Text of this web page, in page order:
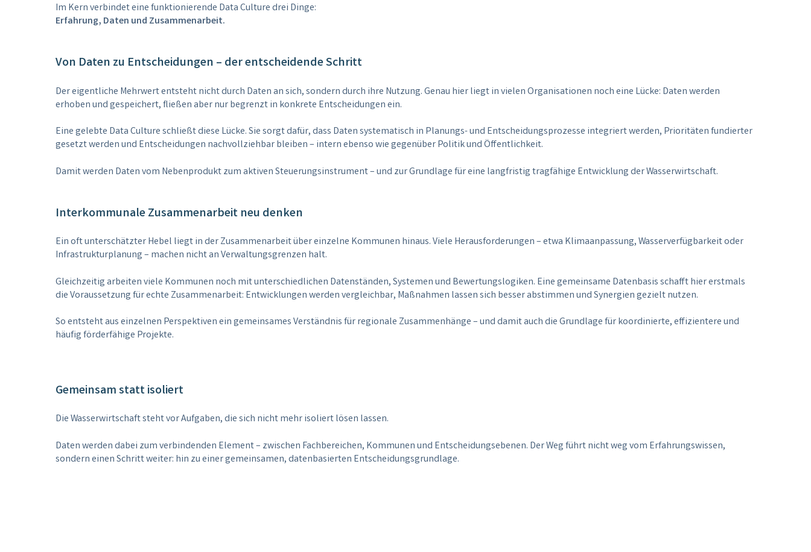
Im Kern verbindet eine funktionierende Data Culture drei Dinge:
Erfahrung, Daten und Zusammenarbeit.
Von Daten zu Entscheidungen – der entscheidende Schritt
Der eigentliche Mehrwert entsteht nicht durch Daten an sich, sondern durch ihre Nutzung. Genau hier liegt in vielen Organisationen noch eine Lücke: Daten werden
erhoben und gespeichert, fließen aber nur begrenzt in konkrete Entscheidungen ein.
Eine gelebte Data Culture schließt diese Lücke. Sie sorgt dafür, dass Daten systematisch in Planungs- und Entscheidungsprozesse integriert werden, Prioritäten fundierter
gesetzt werden und Entscheidungen nachvollziehbar bleiben – intern ebenso wie gegenüber Politik und Öffentlichkeit.
Damit werden Daten vom Nebenprodukt zum aktiven Steuerungsinstrument – und zur Grundlage für eine langfristig tragfähige Entwicklung der Wasserwirtschaft.
Interkommunale Zusammenarbeit neu denken
Ein oft unterschätzter Hebel liegt in der Zusammenarbeit über einzelne Kommunen hinaus. Viele Herausforderungen – etwa Klimaanpassung, Wasserverfügbarkeit oder
Infrastrukturplanung – machen nicht an Verwaltungsgrenzen halt.
Gleichzeitig arbeiten viele Kommunen noch mit unterschiedlichen Datenständen, Systemen und Bewertungslogiken. Eine gemeinsame Datenbasis schafft hier erstmals
die Voraussetzung für echte Zusammenarbeit: Entwicklungen werden vergleichbar, Maßnahmen lassen sich besser abstimmen und Synergien gezielt nutzen.
So entsteht aus einzelnen Perspektiven ein gemeinsames Verständnis für regionale Zusammenhänge – und damit auch die Grundlage für koordinierte, effizientere und
häufig förderfähige Projekte.
Gemeinsam statt isoliert
Die Wasserwirtschaft steht vor Aufgaben, die sich nicht mehr isoliert lösen lassen.
Daten werden dabei zum verbindenden Element – zwischen Fachbereichen, Kommunen und Entscheidungsebenen. Der Weg führt nicht weg vom Erfahrungswissen,
sondern einen Schritt weiter: hin zu einer gemeinsamen, datenbasierten Entscheidungsgrundlage.